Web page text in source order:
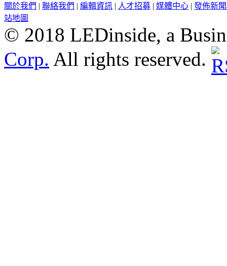
關於我們 | 聯絡我們 | 編輯資訊 | 人才招募 | 媒體中心 | 發佈新
站地圖
© 2018 LEDinside, a
Corp. All rights reserved.